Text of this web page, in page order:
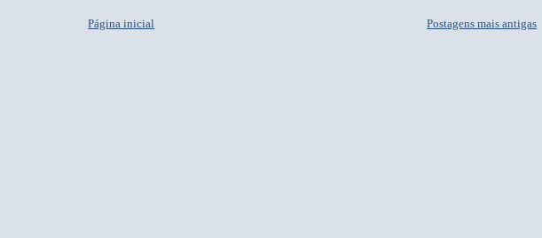
Postagens mais antigas
Página inicial